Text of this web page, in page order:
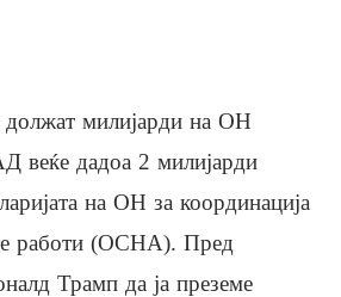
милијарди на ОН
веќе дадоа 2 милијарди
на ОН за координација
работи (OCHA). Пред
Трамп да ја преземе